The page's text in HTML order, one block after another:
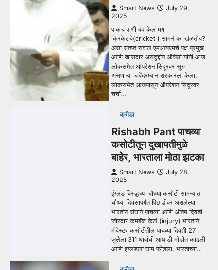
Smart News
July 29,
2025
पाकचं पाणी बंद केलं मग
क्रिकेटचे(cricket ) सामने का खेळतोय?
असा संतप्त सवाल एमआयएमचे पक्ष प्रमुख
आणि खासदार असदुद्दीन औवेसी यांनी आज
लोकसभेत ऑपरेशन सिंदूरवर सुरु
असणाऱ्या चर्चेदरम्यान सरकारला केला.
लोकसभेत आजपासून ऑपरेशन सिंदूरवर
चर्चा…
क्रीडा
Rishabh Pant पाचव्या
कसोटीतून दुखापतीमुळे
बाहेर, भारताला मोठा झटका
Smart News
July 28,
2025
इंग्लंड विरुद्धच्या चौथ्या कसोटी सामन्यात
चौथ्या दिवसापर्यंत पिछाडीवर असलेल्या
भारतीय संघाने पाचव्या आणि अंतिम दिवशी
जोरदार कमबॅक केलं.(injury) भारताने
मँचेस्टर कसोटीतील पाचव्या दिवशी 27
जुलैला 311 धावांची आघाडी मोडीत काढली
आणि इंग्लंडला घाम फोडला. भारताच्या…